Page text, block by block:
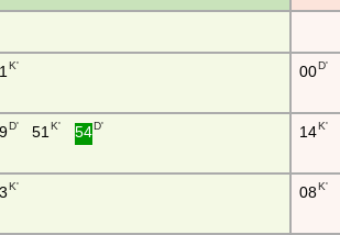
K' 00D'
D' 51 K' 54D' 14K'
K' 08K'